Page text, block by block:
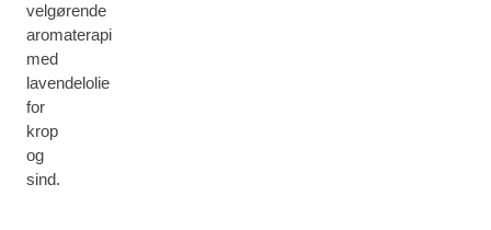
velgørende
aromaterapi
med
lavendelolie
for
krop
og
sind.